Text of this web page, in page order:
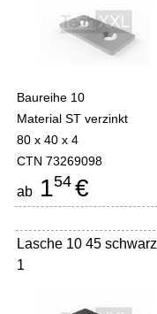
Baureihe 10
Material ST verzinkt
80 x 40 x 4
CTN 73269098
ab 154 €
Lasche 10 45 schwarz
1